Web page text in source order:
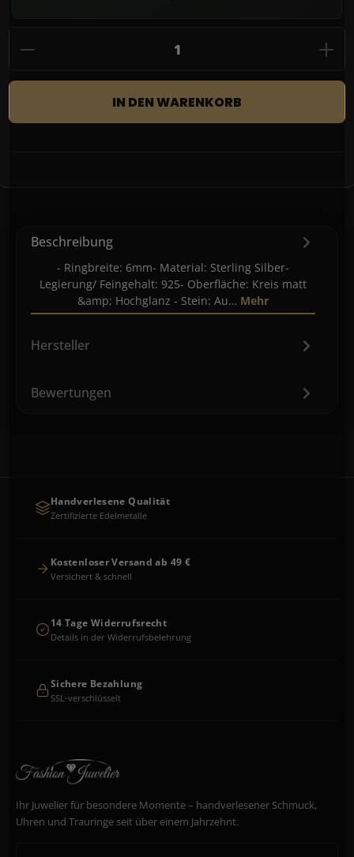
Produkt Anzahl: Gib den gewünschten
IN DEN WARENKORB
Beschreibung
- Ringbreite: 6mm- Material: Sterling Silber-
Legierung/ Feingehalt: 925- Oberfläche: Kreis matt
&amp; Hochglanz - Stein: Au… Mehr
Hersteller
Bewertungen
Handverlesene Qualität
Zertifizierte Edelmetalle
Kostenloser Versand ab 49 €
Versichert & schnell
14 Tage Widerrufsrecht
Details in der Widerrufsbelehrung
Sichere Bezahlung
SSL-verschlüsselt
Ihr Juwelier für besondere Momente – handverlesener Schmuck,
Uhren und Trauringe seit über einem Jahrzehnt.